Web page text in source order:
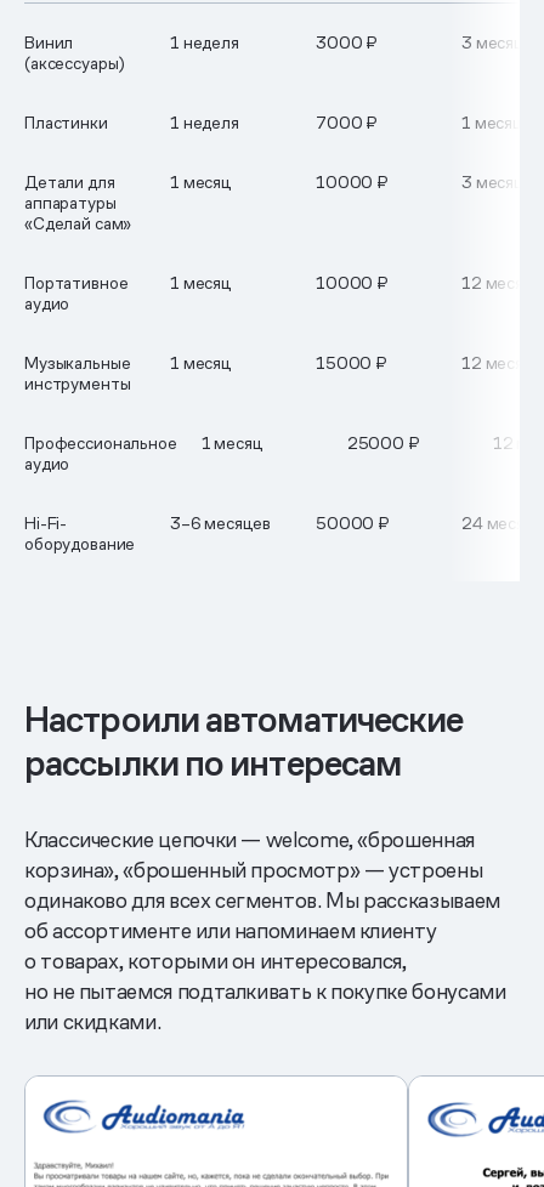
Винил
(аксессуары)
1 неделя 3000 ₽ 3 месяца
Пластинки 1 неделя 7000 ₽ 1 месяц
Детали для
аппаратуры
«Сделай сам»
1 месяц 10000 ₽ 3 месяца
Портативное
аудио
1 месяц 10000 ₽ 12
Музыкальные
инструменты
1 месяц 15000 ₽ 12
Профессиональное
аудио
1 месяц 25000 ₽ 12
Hi-Fi-
оборудование
3–6 месяцев 50000 ₽ 24 месяца
Настроили автоматические
рассылки по интересам
Классические цепочки — welcome, «брошенная
корзина», «брошенный просмотр» — устроены
одинаково для всех сегментов. Мы рассказываем
об ассортименте или напоминаем клиенту
о товарах, которыми он интересовался,
но не пытаемся подталкивать к покупке бонусами
или скидками.